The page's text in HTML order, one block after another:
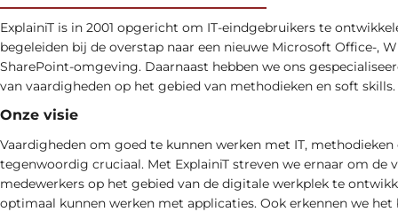
ExplainiT is in 2001 opgericht om IT-eindgebruikers te
begeleiden bij de overstap naar een nieuwe Microsoft Office-,
SharePoint-omgeving. Daarnaast hebben we ons
van vaardigheden op het gebied van methodieken en soft skills.
Onze visie
Vaardigheden om goed te kunnen werken met IT, methodieken
tegenwoordig cruciaal. Met ExplainiT streven we ernaar om de
medewerkers op het gebied van de digitale werkplek te
optimaal kunnen werken met applicaties. Ook erkennen we het